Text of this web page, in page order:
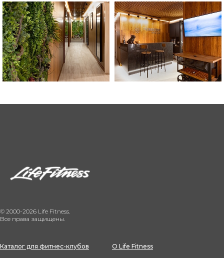
© 2000-2026 Life Fitness.
Все права защищены.
Каталог для фитнес-клубов
О Life Fitness